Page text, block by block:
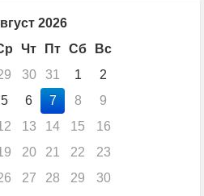
2026
Чт Пт Сб
Вс
30 31 1
2
5 6 7 8
9
13 14 15
16
20 21 22
23
27 28 29
30